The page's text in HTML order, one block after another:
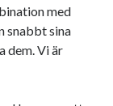
med
snabbt sina
dem. Vi är